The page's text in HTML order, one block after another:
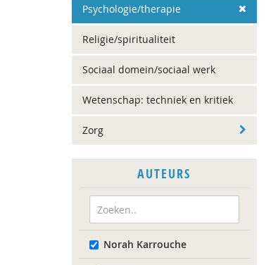
Psychologie/therapie
Religie/spiritualiteit
Sociaal domein/sociaal werk
Wetenschap: techniek en kritiek
Zorg
AUTEURS
Norah Karrouche